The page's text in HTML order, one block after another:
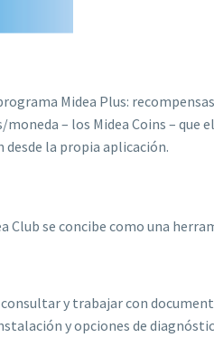
Midea Plus:
– los Midea Coins – que
la propia aplicación.
Club se concibe como una
y trabajar con
y opciones de